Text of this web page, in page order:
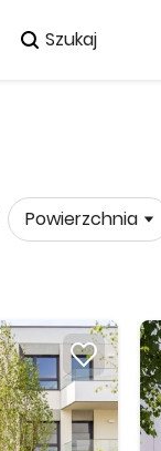
Szukaj
Powierzchnia